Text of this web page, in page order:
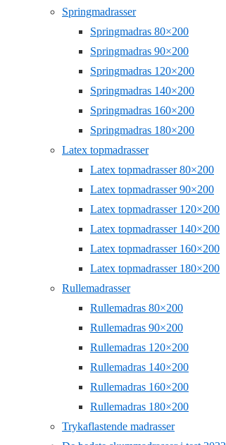
Springmadrasser
Springmadras 80×200
Springmadras 90×200
Springmadras 120×200
Springmadras 140×200
Springmadras 160×200
Springmadras 180×200
Latex topmadrasser
Latex topmadrasser 80×200
Latex topmadrasser 90×200
Latex topmadrasser 120×200
Latex topmadrasser 140×200
Latex topmadrasser 160×200
Latex topmadrasser 180×200
Rullemadrasser
Rullemadras 80×200
Rullemadras 90×200
Rullemadras 120×200
Rullemadras 140×200
Rullemadras 160×200
Rullemadras 180×200
Trykaflastende madrasser